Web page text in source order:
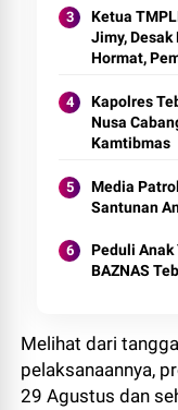
Ketua
Jimy,
Hormat,
Kapolres
Nusa
Kamtibmas
Media
Santunan
Peduli Anak
BAZNAS
Melihat dari
pelaksanaannya,
29 Agustus dan